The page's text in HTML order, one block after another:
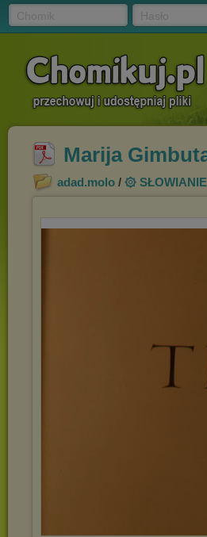
Marija
adad.molo / ۞ SŁOWIANIE